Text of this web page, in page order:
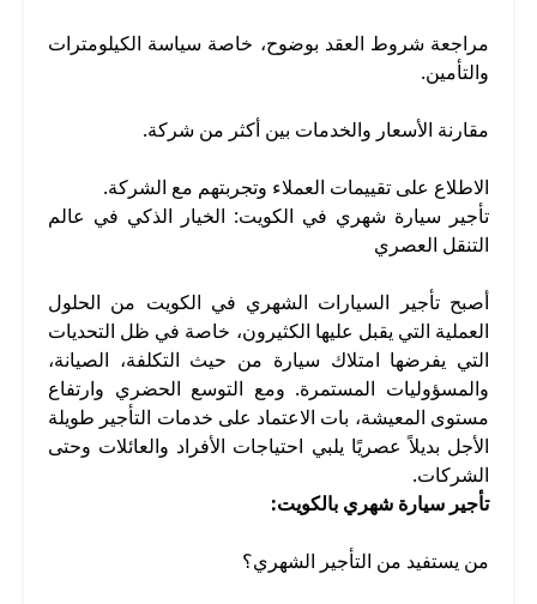
مراجعة شروط العقد بوضوح، خاصة سياسة الكيلومترات
والتأمين.
مقارنة الأسعار والخدمات بين أكثر من شركة.
الاطلاع على تقييمات العملاء وتجربتهم مع الشركة.
تأجير سيارة شهري في الكويت: الخيار الذكي في عالم
التنقل العصري
أصبح تأجير السيارات الشهري في الكويت من الحلول
العملية التي يقبل عليها الكثيرون، خاصة في ظل التحديات
التي يفرضها امتلاك سيارة من حيث التكلفة، الصيانة،
والمسؤوليات المستمرة. ومع التوسع الحضري وارتفاع
مستوى المعيشة، بات الاعتماد على خدمات التأجير طويلة
الأجل بديلاً عصريًا يلبي احتياجات الأفراد والعائلات وحتى
الشركات.
تأجير سيارة شهري بالكويت:
من يستفيد من التأجير الشهري؟